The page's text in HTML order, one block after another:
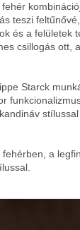
teszi
és a felületek
csillogás ott,
Starck
a